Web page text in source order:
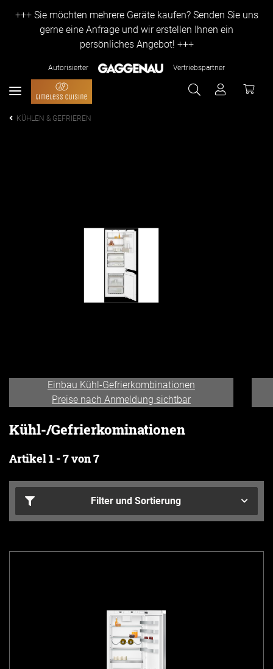
+++ Sie möchten mehrere Geräte kaufen? Senden Sie uns
gerne eine Anfrage und wir erstellen Ihnen ein
persönliches Angebot! +++
Autorisierter Vertriebspartner
KÜHLEN & GEFRIEREN
Einbau Kühl-Gefrierkombinationen
Preise nach Anmeldung sichtbar
Kühl-/Gefrierkominationen
Artikel 1 - 7 von 7
Filter und Sortierung